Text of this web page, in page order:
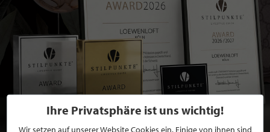
Ihre Privatsphäre ist uns wichtig!
Wir setzen auf unserer Website Cookies ein. Einige von ihnen sind